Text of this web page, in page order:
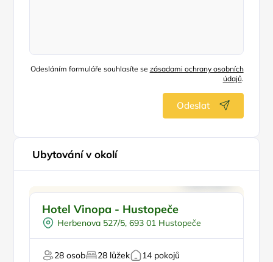
Odesláním formuláře souhlasíte se zásadami ochrany osobních
údajů.
Odeslat
Ubytování v okolí
Dětské hřiště
Ve vinici
Pro milovníky vína
Pro svatby a oslavy
Hotel Vinopa - Hustopeče
Herbenova 527/5, 693 01 Hustopeče
28 osob 28 lůžek 14 pokojů